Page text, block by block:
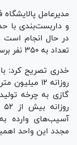
مدیرعامل
در حال انجام
تعداد به ۳۵۰ نفر برسد.
خدری تصریح کرد: با
گازی به چرخه
آسیب‌های وارده
مجدد این واحد